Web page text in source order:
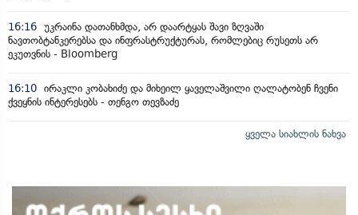
16:16 უკრაინა დათანხმდა, არ დაარტყას შავი ზღვაში
ნავთობტანკერებსა და ინფრასტრუქტურას, რომლებიც რუსეთს არ
ეკუთვნის - Bloomberg
16:10 ირაკლი კობახიძე და მიხეილ ყაველაშვილი ღალატობენ ჩვენი
ქვეყნის ინტერესებს - თენგო თევზაძე
ყველა სიახლის ნახვა